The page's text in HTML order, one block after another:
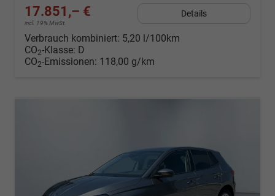
17.851,– €
incl. 19% MwSt.
Details
Verbrauch kombiniert: 5,20 l/100km
CO2-Klasse: D
CO2-Emissionen: 118,00 g/km